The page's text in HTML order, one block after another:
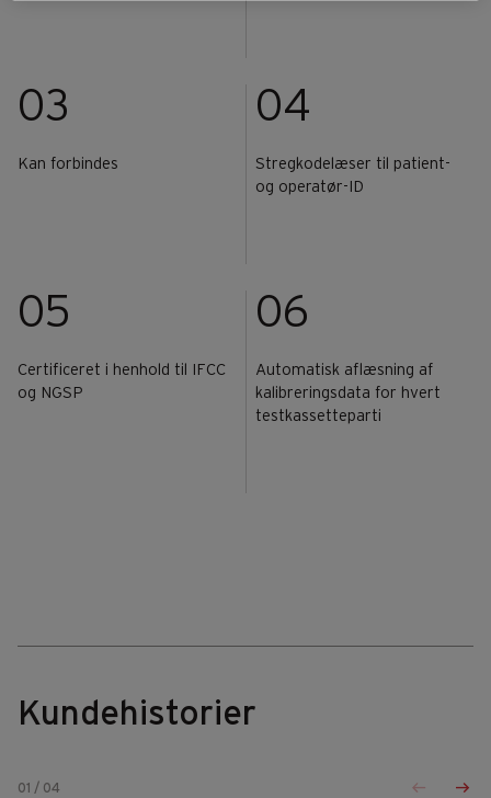
03
Kan forbindes
04
Stregkodelæser til patient-
og operatør-ID
05
Certificeret i henhold til IFCC
og NGSP
06
Automatisk aflæsning af
kalibreringsdata for hvert
testkassetteparti
Kundehistorier
01 / 04